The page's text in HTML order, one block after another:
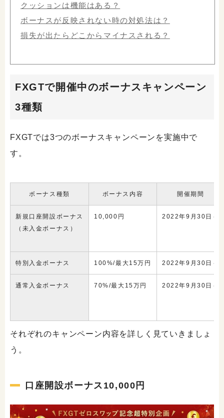
クッションは機能はある？
ボーナスが反映されない時の対処法は？
損失が出たらどこからマイナスされる？
FXGTで開催中のボーナスキャンペーン
3種類
FXGTでは3つのボーナスキャンペーンを実施中で
す。
ボーナス種類 ボーナス内容 開催期間
新規口座開設ボーナス
（未入金ボーナス）
10,000円 2022年9月30日～
特別入金ボーナス 100%/最大15万円 2022年9月30日～
通常入金ボーナス 70%/最大15万円 2022年9月30日～
それぞれのキャンペーン内容を詳しく見ていきましょ
う。
口座開設ボーナス10,000円